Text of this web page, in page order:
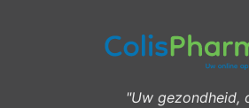
"Uw gezondheid,